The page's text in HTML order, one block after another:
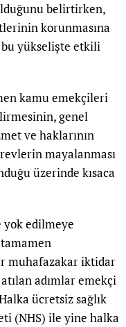
belirtirken,
korunmasına
yükselişte etkili
kamu emekçileri
genel
ve haklarının
mayalanması
üzerinde kısaca
edilmeye
muhafazakar iktidar
adımlar emekçi
ücretsiz sağlık
(NHS) ile yine halka